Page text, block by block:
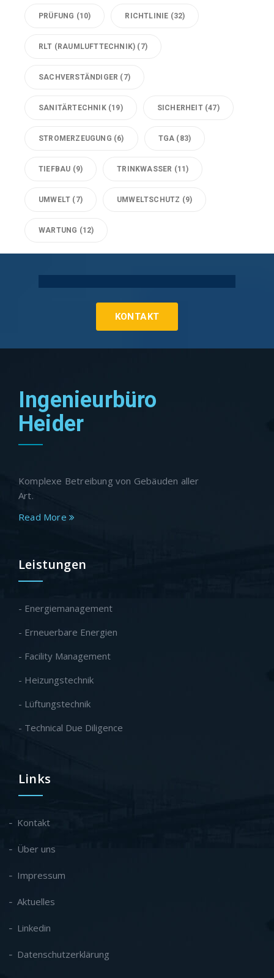
PRÜFUNG (10) RICHTLINIE (32)
RLT (RAUMLUFTTECHNIK) (7)
SACHVERSTÄNDIGER (7)
SANITÄRTECHNIK(19) SICHERHEIT(47)
STROMERZEUGUNG (6) TGA (83)
TIEFBAU (9) TRINKWASSER (11)
UMWELT (7) UMWELTSCHUTZ (9)
WARTUNG (12)
KONTAKT
Ingenieurbüro
Heider
Komplexe Betreibung von Gebäuden aller
Art.
Read More
Leistungen
- Energiemanagement
- Erneuerbare Energien
- Facility Management
- Heizungstechnik
- Lüftungstechnik
- Technical Due Diligence
Links
Kontakt
Über uns
Impressum
Aktuelles
Linkedin
Datenschutzerklärung